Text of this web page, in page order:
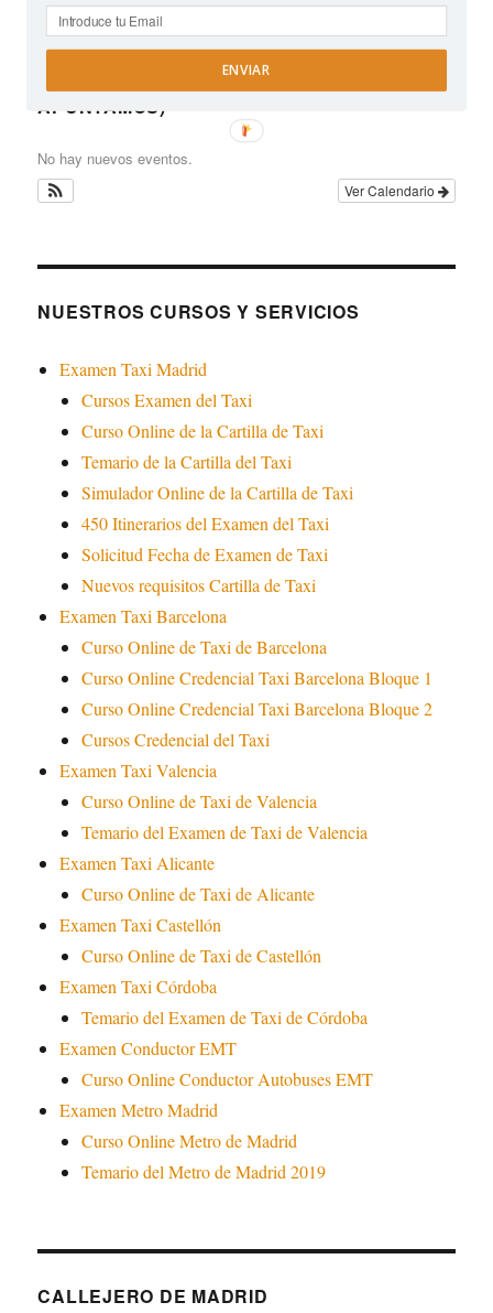
PRÓXIMA FECHA DISPONIBLE EXAMEN
CARTILLA MADRID (PREGÚNTANOS Y TE
APUNTAMOS)
No hay nuevos eventos.
Ver Calendario
NUESTROS CURSOS Y SERVICIOS
Examen Taxi Madrid
Cursos Examen del Taxi
Curso Online de la Cartilla de Taxi
Temario de la Cartilla del Taxi
Simulador Online de la Cartilla de Taxi
450 Itinerarios del Examen del Taxi
Solicitud Fecha de Examen de Taxi
Nuevos requisitos Cartilla de Taxi
Examen Taxi Barcelona
Curso Online de Taxi de Barcelona
Curso Online Credencial Taxi Barcelona Bloque 1
Curso Online Credencial Taxi Barcelona Bloque 2
Cursos Credencial del Taxi
Examen Taxi Valencia
Curso Online de Taxi de Valencia
Temario del Examen de Taxi de Valencia
Examen Taxi Alicante
Curso Online de Taxi de Alicante
Examen Taxi Castellón
Curso Online de Taxi de Castellón
Examen Taxi Córdoba
Temario del Examen de Taxi de Córdoba
Examen Conductor EMT
Curso Online Conductor Autobuses EMT
Examen Metro Madrid
Curso Online Metro de Madrid
Temario del Metro de Madrid 2019
CALLEJERO DE MADRID
ENVIAR